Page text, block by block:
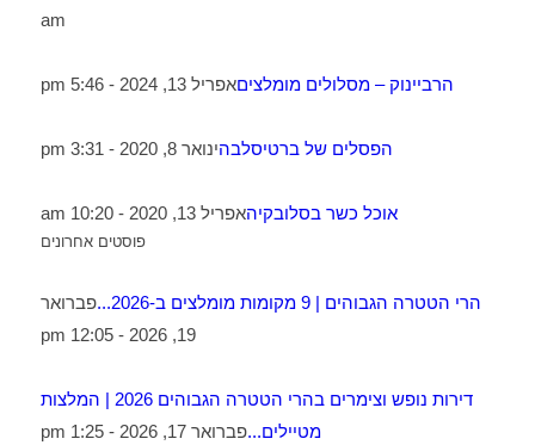
am
הרביינוק – מסלולים מומלציםאפריל 13, 2024 - 5:46 pm
הפסלים של ברטיסלבהינואר 8, 2020 - 3:31 pm
אוכל כשר בסלובקיהאפריל 13, 2020 - 10:20 am
פוסטים אחרונים
הרי הטטרה הגבוהים | 9 מקומות מומלצים ב-2026...
פברואר
19, 2026 - 12:05 pm
דירות נופש וצימרים בהרי הטטרה הגבוהים 2026 | המלצות
מטיילים...פברואר 17, 2026 - 1:25 pm